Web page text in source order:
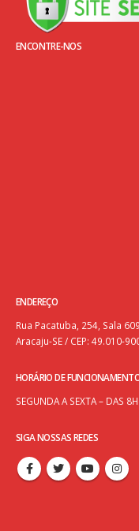
ENCONTRE-NOS
ENDEREÇO
Rua Pacatuba, 254, Sala
Aracaju-SE / CEP: 49.010-
HORÁRIO DE
SEGUNDA A SEXTA – DAS
SIGA NOSSAS REDES